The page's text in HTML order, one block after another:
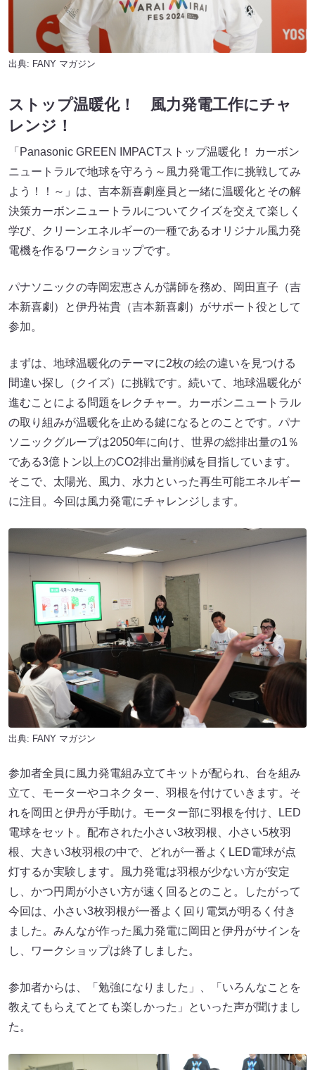
出典: FANY マガジン
ストップ温暖化！ 風力発電工作にチャ
レンジ！
「Panasonic GREEN IMPACTストップ温暖化！ カーボン
ニュートラルで地球を守ろう～風力発電工作に挑戦してみ
よう！！～」は、吉本新喜劇座員と一緒に温暖化とその解
決策カーボンニュートラルについてクイズを交えて楽しく
学び、クリーンエネルギーの一種であるオリジナル風力発
電機を作るワークショップです。
パナソニックの寺岡宏恵さんが講師を務め、岡田直子（吉
本新喜劇）と伊丹祐貴（吉本新喜劇）がサポート役として
参加。
まずは、地球温暖化のテーマに2枚の絵の違いを見つける
間違い探し（クイズ）に挑戦です。続いて、地球温暖化が
進むことによる問題をレクチャー。カーボンニュートラル
の取り組みが温暖化を止める鍵になるとのことです。パナ
ソニックグループは2050年に向け、世界の総排出量の1％
である3億トン以上のCO2排出量削減を目指しています。
そこで、太陽光、風力、水力といった再生可能エネルギー
に注目。今回は風力発電にチャレンジします。
出典: FANY マガジン
参加者全員に風力発電組み立てキットが配られ、台を組み
立て、モーターやコネクター、羽根を付けていきます。そ
れを岡田と伊丹が手助け。モーター部に羽根を付け、LED
電球をセット。配布された小さい3枚羽根、小さい5枚羽
根、大きい3枚羽根の中で、どれが一番よくLED電球が点
灯するか実験します。風力発電は羽根が少ない方が安定
し、かつ円周が小さい方が速く回るとのこと。したがって
今回は、小さい3枚羽根が一番よく回り電気が明るく付き
ました。みんなが作った風力発電に岡田と伊丹がサインを
し、ワークショップは終了しました。
参加者からは、「勉強になりました」、「いろんなことを
教えてもらえてとても楽しかった」といった声が聞けまし
た。